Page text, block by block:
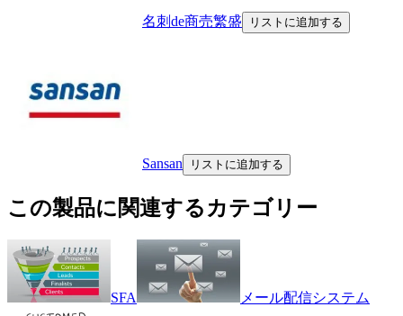
名刺de商売繁盛 リストに追加する
Sansan リストに追加する
この製品に関連するカテゴリー
SFA メール配信システム